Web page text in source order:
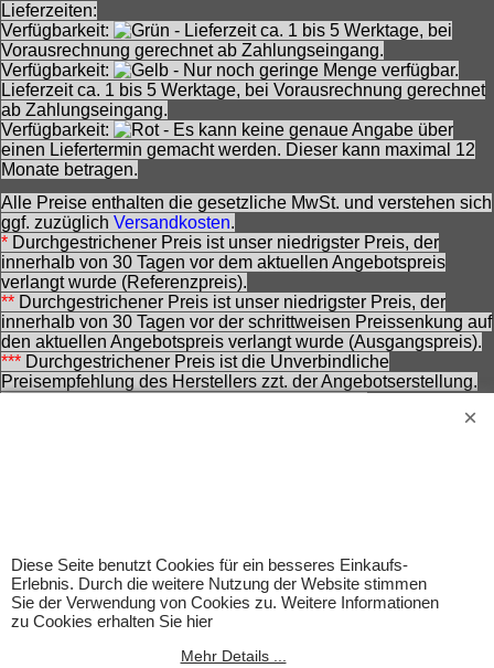
Lieferzeiten:
Verfügbarkeit:
- Lieferzeit ca. 1 bis 5 Werktage, bei
Vorausrechnung gerechnet ab Zahlungseingang.
Verfügbarkeit:
- Nur noch geringe Menge verfügbar.
Lieferzeit ca. 1 bis 5 Werktage, bei Vorausrechnung gerechnet
ab Zahlungseingang.
Verfügbarkeit:
- Es kann keine genaue Angabe über
einen Liefertermin gemacht werden. Dieser kann maximal 12
Monate betragen.
Alle Preise enthalten die gesetzliche MwSt. und verstehen sich
ggf. zuzüglich Versandkosten.
* Durchgestrichener Preis ist unser niedrigster Preis, der
innerhalb von 30 Tagen vor dem aktuellen Angebotspreis
verlangt wurde (Referenzpreis).
** Durchgestrichener Preis ist unser niedrigster Preis, der
innerhalb von 30 Tagen vor der schrittweisen Preissenkung auf
den aktuellen Angebotspreis verlangt wurde (Ausgangspreis).
*** Durchgestrichener Preis ist die Unverbindliche
Preisempfehlung des Herstellers zzt. der Angebotserstellung.
Warenzeichen und Logos sind Eigentum des jeweiligen
Inhabers.
Änderungen, Irrtümer und Zwischenverkauf vorbehalten.
Diese Seite benutzt Cookies für ein besseres Einkaufs-
Erlebnis. Durch die weitere Nutzung der Website stimmen
Sie der Verwendung von Cookies zu. Weitere Informationen
zu Cookies erhalten Sie hier
Mehr Details ...